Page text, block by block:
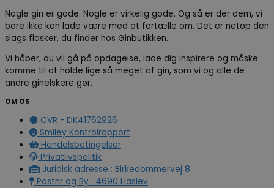
Nogle gin er gode. Nogle er virkelig gode. Og så er der dem, vi
bare ikke kan lade være med at fortælle om. Det er netop den
slags flasker, du finder hos Ginbutikken.
Vi håber, du vil gå på opdagelse, lade dig inspirere og måske
komme til at holde lige så meget af gin, som vi og alle de
andre ginelskere gør.
OM OS
CVR - DK41762926
Smiley Kontrolrapport
Handelsbetingelser
Privatlivspolitik
Juridisk adresse : Birkedommervej 8
Postnr og By : 4690 Haslev